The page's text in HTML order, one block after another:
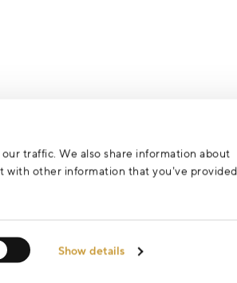
traffic. We also share information about
with other information that you’ve provided
Show details